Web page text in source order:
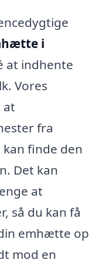
i
at indhente
Vores
at
fra
finde den
Det kan
at
så du kan få
emhætte op
mod en